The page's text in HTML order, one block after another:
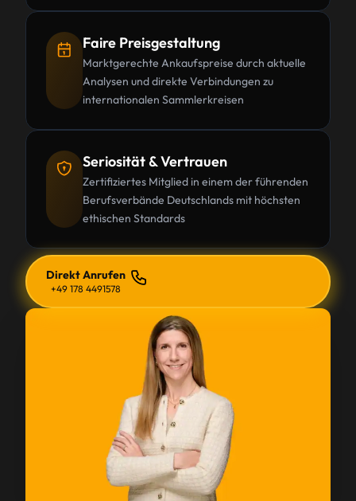
Faire Preisgestaltung
Marktgerechte Ankaufspreise durch aktuelle
Analysen und direkte Verbindungen zu
internationalen Sammlerkreisen
Seriosität & Vertrauen
Zertifiziertes Mitglied in einem der führenden
Berufsverbände Deutschlands mit höchsten
ethischen Standards
Direkt Anrufen
+49 178 4491578